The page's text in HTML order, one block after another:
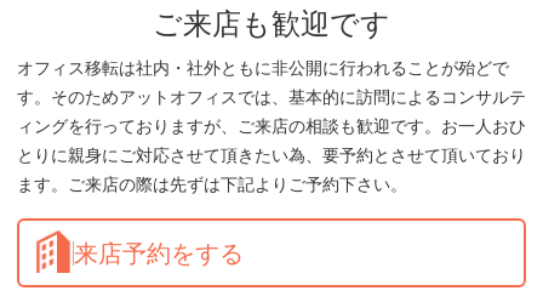
ご来店も歓迎です
オフィス移転は社内・社外ともに非公開に行われることが殆どで
す。そのためアットオフィスでは、基本的に訪問によるコンサルテ
ィングを行っておりますが、ご来店の相談も歓迎です。お一人おひ
とりに親身にご対応させて頂きたい為、要予約とさせて頂いており
ます。ご来店の際は先ずは下記よりご予約下さい。
来店予約をする